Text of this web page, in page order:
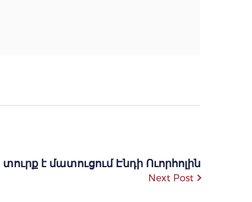
է մատուցում Էնդի Ուորհոլին
Next Post